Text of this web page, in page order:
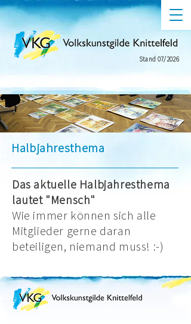
Stand 07/2026
Das aktuelle Halbjahresthema
lautet "Mensch"
Wie immer können sich alle
Mitglieder gerne daran
beteiligen, niemand muss! :-)
Halbjahresthema